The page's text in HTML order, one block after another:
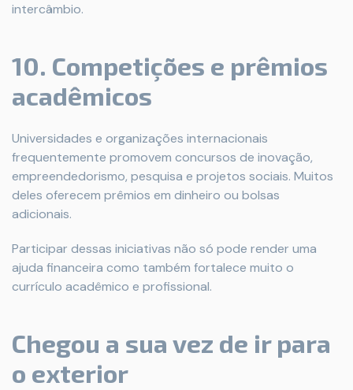
intercâmbio.
10. Competições e prêmios
acadêmicos
Universidades e organizações internacionais
frequentemente promovem concursos de inovação,
empreendedorismo, pesquisa e projetos sociais. Muitos
deles oferecem prêmios em dinheiro ou bolsas
adicionais.
Participar dessas iniciativas não só pode render uma
ajuda financeira como também fortalece muito o
currículo acadêmico e profissional.
Chegou a sua vez de ir para
o exterior